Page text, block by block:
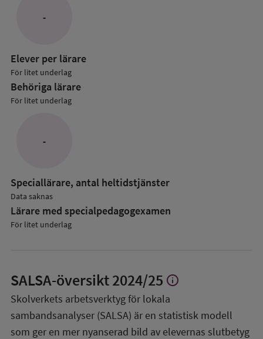
-
Elever per lärare
För litet underlag
Behöriga lärare
För litet underlag
-
Speciallärare, antal heltidstjänster
Data saknas
Lärare med specialpedagog­examen
För litet underlag
SALSA-översikt2024/25 Visa
om
SALSA-
översikt
info
Skolverkets arbetsverktyg för lokala
sambandsanalyser (SALSA) är en statistisk modell
som ger en mer nyanserad bild av elevernas slutbetyg